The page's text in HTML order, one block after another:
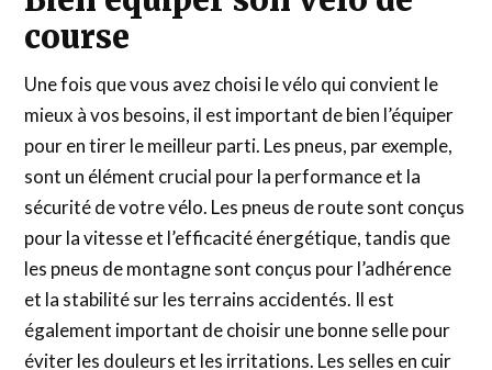
course
Une fois que vous avez choisi le vélo qui convient le
mieux à vos besoins, il est important de bien l’équiper
pour en tirer le meilleur parti. Les pneus, par exemple,
sont un élément crucial pour la performance et la
sécurité de votre vélo. Les pneus de route sont conçus
pour la vitesse et l’efficacité énergétique, tandis que
les pneus de montagne sont conçus pour l’adhérence
et la stabilité sur les terrains accidentés. Il est
également important de choisir une bonne selle pour
éviter les douleurs et les irritations. Les selles en cuir